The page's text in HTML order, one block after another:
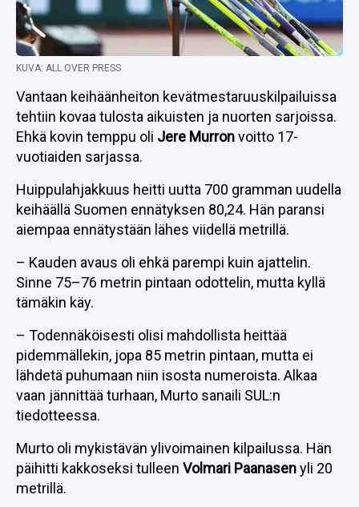
KUVA: ALL OVER PRESS
Vantaan keihäänheiton kevätmestaruuskilpailuissa
tehtiin kovaa tulosta aikuisten ja nuorten sarjoissa.
Ehkä kovin temppu oli Jere Murronvoitto 17-
vuotiaiden sarjassa.
Huippulahjakkuus heitti uutta 700 gramman uudella
keihäällä Suomen ennätyksen 80,24. Hän paransi
aiempaa ennätystään lähes viidellä metrillä.
– Kauden avaus oli ehkä parempi kuin ajattelin.
Sinne 75–76 metrin pintaan odottelin, mutta kyllä
tämäkin käy.
– Todennäköisesti olisi mahdollista heittää
pidemmällekin, jopa 85 metrin pintaan, mutta ei
lähdetä puhumaan niin isosta numeroista. Alkaa
vaan jännittää turhaan, Murto sanaili SUL:n
tiedotteessa.
Murto oli mykistävän ylivoimainen kilpailussa. Hän
päihitti kakkoseksi tulleen Volmari Paanasenyli 20
metrillä.